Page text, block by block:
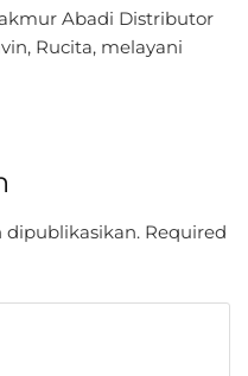
Abadi Distributor
Rucita, melayani
Required